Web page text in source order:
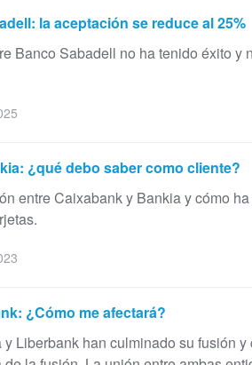
la aceptación se reduce al 25%
Banco Sabadell no ha tenido éxito
¿qué debo saber como cliente?
entre Caixabank y Bankia y cómo
¿Cómo me afectará?
Liberbank han culminado su fusión